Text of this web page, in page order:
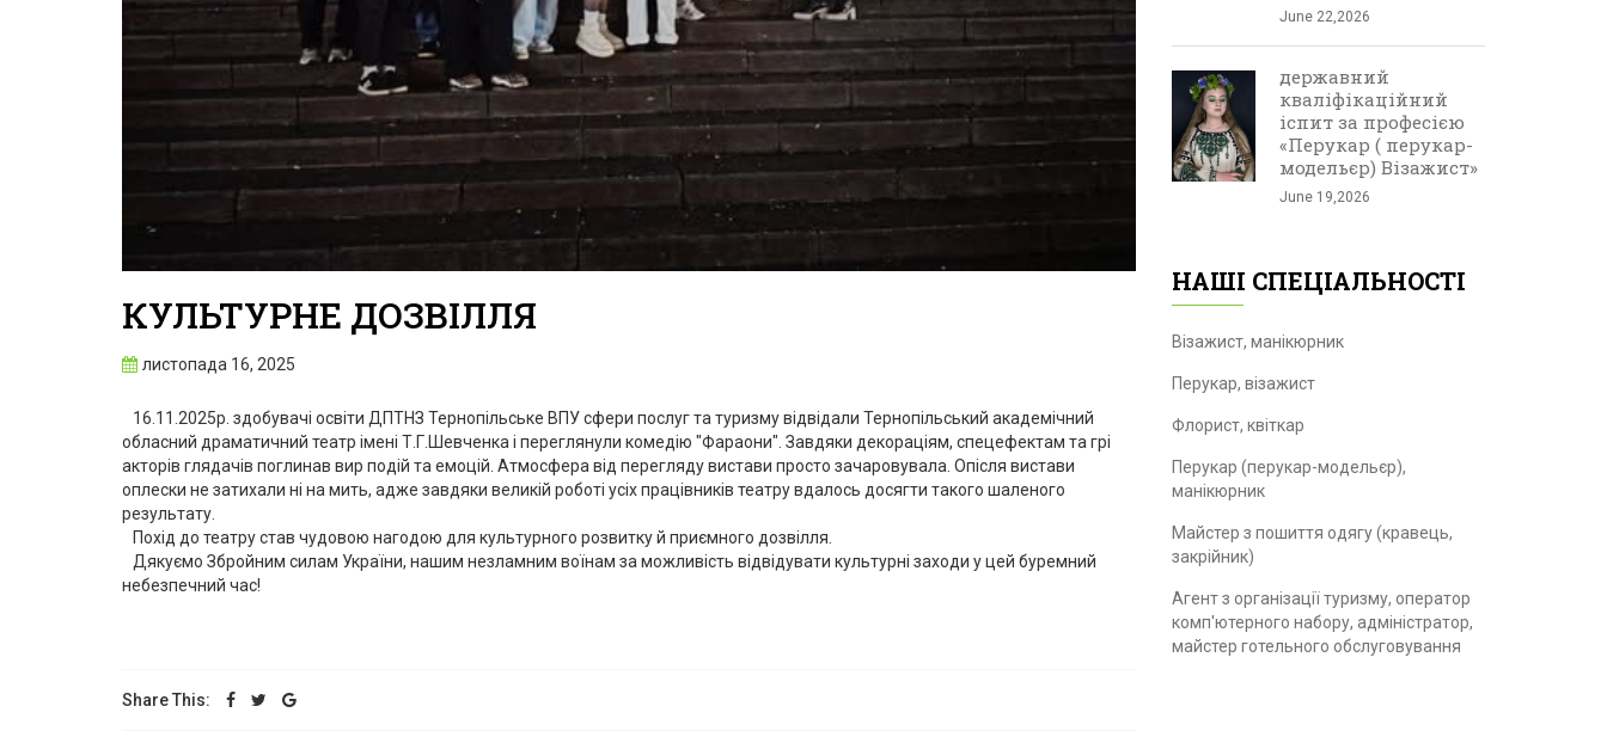
КУЛЬТУРНЕ ДОЗВІЛЛЯ
листопада 16, 2025
16.11.2025р. здобувачі освіти ДПТНЗ Тернопільське ВПУ сфери послуг та туризму відвідали Тернопільський академічний
обласний драматичний театр імені Т.Г.Шевченка і переглянули комедію "Фараони". Завдяки декораціям, спецефектам та грі
акторів глядачів поглинав вир подій та емоцій. Атмосфера від перегляду вистави просто зачаровувала. Опісля вистави
оплески не затихали ні на мить, адже завдяки великій роботі усіх працівників театру вдалось досягти такого шаленого
результату.
Похід до театру став чудовою нагодою для культурного розвитку й приємного дозвілля.
Дякуємо Збройним силам України, нашим незламним воїнам за можливість відвідувати культурні заходи у цей буремний
небезпечний час!
Share This:
June 22,2026
державний
кваліфікаційний
іспит за професією
«Перукар ( перукар-
модельєр) Візажист»
June 19,2026
НАШІ СПЕЦІАЛЬНОСТІ
Візажист, манікюрник
Перукар, візажист
Флорист, квіткар
Перукар (перукар-модельєр),
манікюрник
Майстер з пошиття одягу (кравець,
закрійник)
Агент з організації туризму, оператор
комп'ютерного набору, адміністратор,
майстер готельного обслуговування